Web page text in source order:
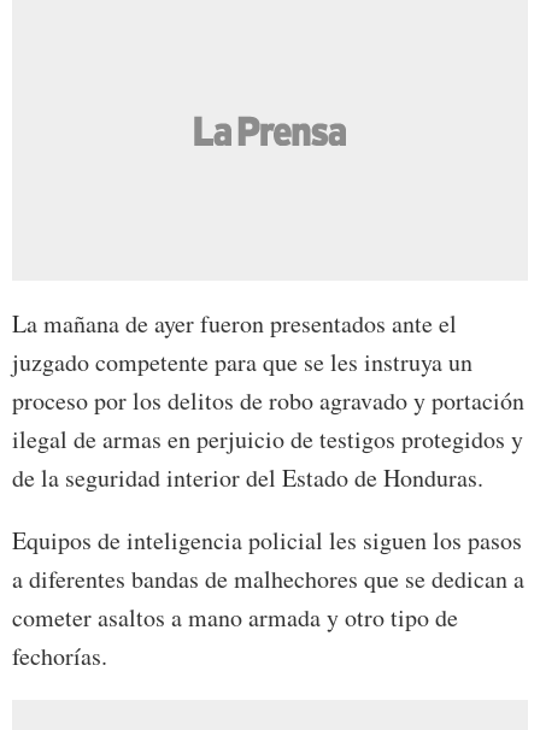
La mañana de ayer fueron presentados ante el
juzgado competente para que se les instruya un
proceso por los delitos de robo agravado y portación
ilegal de armas en perjuicio de testigos protegidos y
de la seguridad interior del Estado de Honduras.
Equipos de inteligencia policial les siguen los pasos
a diferentes bandas de malhechores que se dedican a
cometer asaltos a mano armada y otro tipo de
fechorías.